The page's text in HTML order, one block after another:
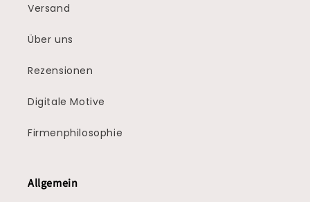
Versand
Über uns
Rezensionen
Digitale Motive
Firmenphilosophie
Allgemein